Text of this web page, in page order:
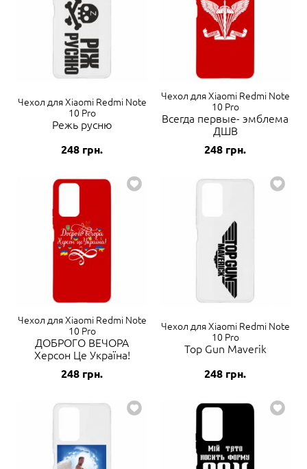
Чехол для Xiaomi Redmi Note
10 Pro
Режь русню
248 грн.
Чехол для Xiaomi Redmi Note
10 Pro
Всегда первые- эмблема
ДШВ
248 грн.
Чехол для Xiaomi Redmi Note
10 Pro
ДОБРОГО ВЕЧОРА
Херсон Це Україна!
248 грн.
Чехол для Xiaomi Redmi Note
10 Pro
Top Gun Maverik
248 грн.